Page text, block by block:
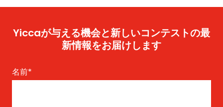
Yiccaが与える機会と新しいコンテストの最
新情報をお届けします
名前*